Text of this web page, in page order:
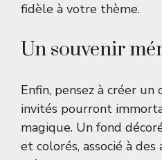
fidèle à votre thème.
Un souvenir
Enfin, pensez à créer un
invités pourront
magique. Un fond
et colorés, associé à des